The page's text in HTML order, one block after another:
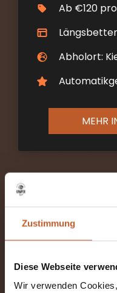
Zustimmung
Diese Webseite
Wir verwenden
Ab €120
Abholort:
MEHR
The Explorer
Ab €120